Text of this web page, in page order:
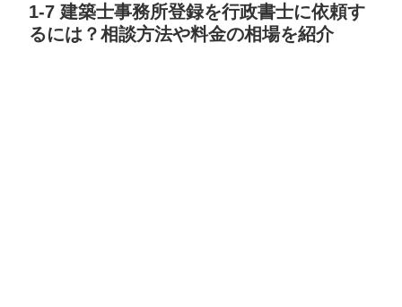
1-7 建築士事務所登録を行政書士に依頼す
るには？相談方法や料金の相場を紹介